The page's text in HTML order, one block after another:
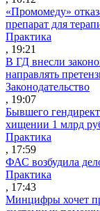
«Промомеду»
препарат для
Практика
, 19:21
В ГД внесли
направлять
Законодательство
, 19:07
Бывшего
хищении 1 млрд
Практика
, 17:59
ФАС возбудила
Практика
, 17:43
Минцифры хочет